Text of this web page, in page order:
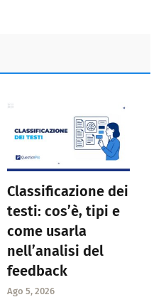
Classificazione dei
testi: cos’è, tipi e
come usarla
nell’analisi del
feedback
Ago 5, 2026